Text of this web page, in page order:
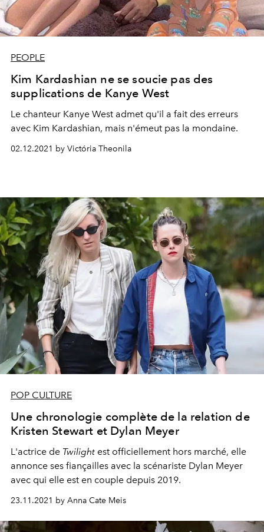
PEOPLE
Kim Kardashian ne se soucie pas des
supplications de Kanye West
Le chanteur Kanye West admet qu'il a fait des erreurs
avec Kim Kardashian, mais n'émeut pas la mondaine.
02.12.2021 by Victória Theonila
POP CULTURE
Une chronologie complète de la relation de
Kristen Stewart et Dylan Meyer
L'actrice de Twilight est officiellement hors marché, elle
annonce ses fiançailles avec la scénariste Dylan Meyer
avec qui elle est en couple depuis 2019.
23.11.2021 by Anna Cate Meis